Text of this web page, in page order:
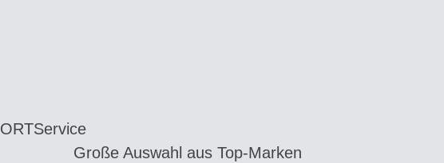
Service
Große Auswahl aus Top-Marken